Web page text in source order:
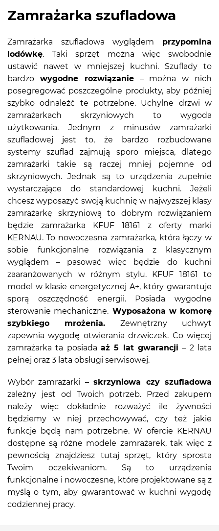
Zamrażarka szufladowa
Zamrażarka szufladowa wyglądem przypomina
lodówkę. Taki sprzęt można więc swobodnie
ustawić nawet w mniejszej kuchni. Szuflady to
bardzo wygodne rozwiązanie– można w nich
posegregować poszczególne produkty, aby później
szybko odnaleźć te potrzebne. Uchylne drzwi w
zamrażarkach skrzyniowych to wygoda
użytkowania. Jednym z minusów zamrażarki
szufladowej jest to, że bardzo rozbudowane
systemy szuflad zajmują sporo miejsca, dlatego
zamrażarki takie są raczej mniej pojemne od
skrzyniowych. Jednak są to urządzenia zupełnie
wystarczające do standardowej kuchni. Jeżeli
chcesz wyposażyć swoją kuchnię w najwyższej klasy
zamrażarkę skrzyniową to dobrym rozwiązaniem
będzie zamrażarka KFUF 18161 z oferty marki
KERNAU. To nowoczesna zamrażarka, która łączy w
sobie funkcjonalne rozwiązania z klasycznym
wyglądem – pasować więc będzie do kuchni
zaaranżowanych w różnym stylu. KFUF 18161 to
model w klasie energetycznej A+, który gwarantuje
sporą oszczędność energii. Posiada wygodne
sterowanie mechaniczne. Wyposażona w komorę
szybkiego mrożenia. Zewnętrzny uchwyt
zapewnia wygodę otwierania drzwiczek. Co więcej
zamrażarka ta posiada aż 5 lat gwarancji – 2 lata
pełnej oraz 3 lata obsługi serwisowej.
Wybór zamrażarki –skrzyniowa czy szufladowa
zależny jest od Twoich potrzeb. Przed zakupem
należy więc dokładnie rozważyć ile żywności
będziemy w niej przechowywać, czy też jakie
funkcje będą nam potrzebne. W ofercie KERNAU
dostępne są różne modele zamrażarek, tak więc z
pewnością znajdziesz tutaj sprzęt, który sprosta
Twoim oczekiwaniom. Są to urządzenia
funkcjonalne i nowoczesne, które projektowane są z
myślą o tym, aby gwarantować w kuchni wygodę
codziennej pracy.